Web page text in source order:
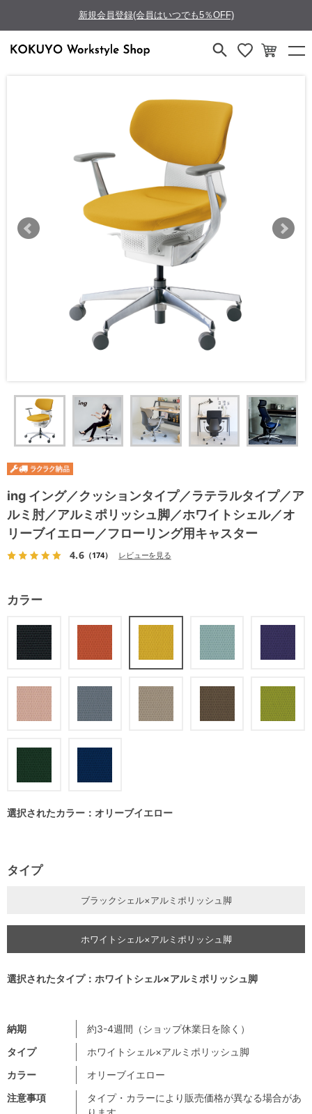
新規会員登録(会員はいつでも5％OFF)
ing イング／クッションタイプ／ラテラルタイプ／ア
ルミ肘／アルミポリッシュ脚／ホワイトシェル／オ
リーブイエロー／フローリング用キャスター
4.6（174） レビューを見る
注意事項
タイプ・カラーにより販売価格が異なる場合があ
納期
約3-4週間（ショップ休業日を除く）
タイプ
ホワイトシェル×アルミポリッシュ脚
カラー
オリーブイエロー
カラー
選択されたカラー：オリーブイエロー
タイプ
ブラックシェル×アルミポリッシュ脚
ホワイトシェル×アルミポリッシュ脚
選択されたタイプ：ホワイトシェル×アルミポリッシュ脚